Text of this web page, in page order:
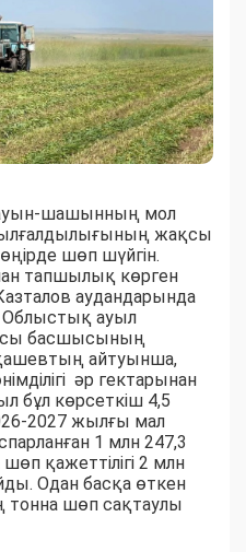
шашынның мол
жақсы
шөп шүйгін.
тапшылық көрген
аудандарында
ауыл
басшысының
айтуынша,
әр гектарынан
бұл көрсеткіш 4,5
2027 жылғы мал
1 млн 247,3
қажеттілігі 2 млн
Одан басқа өткен
тонна шөп сақтаулы